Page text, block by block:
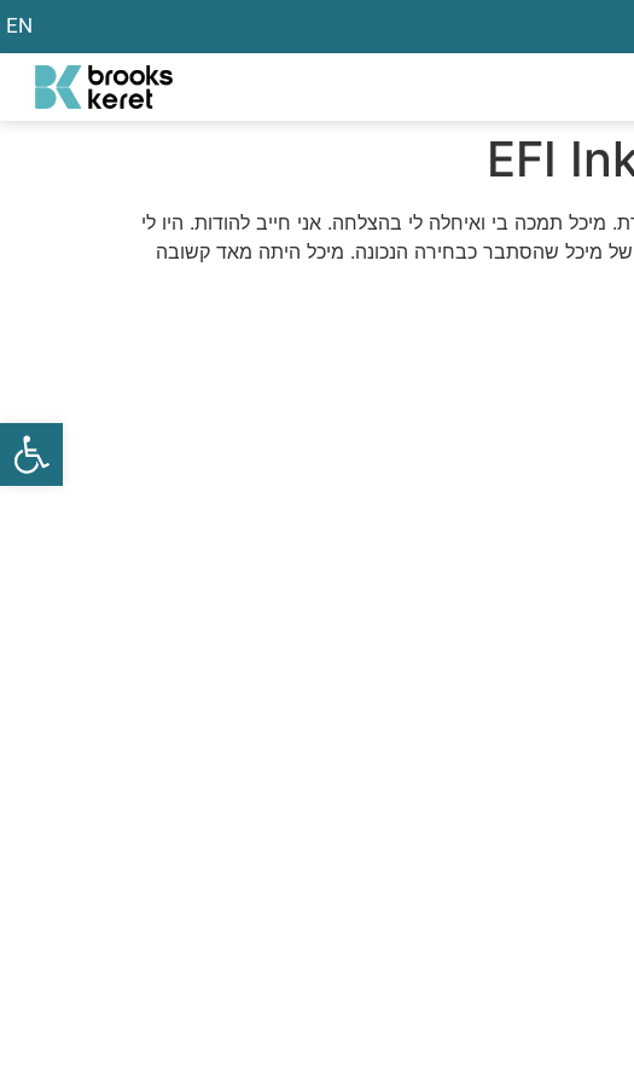
EN
תמכה בי ואיחלה לי בהצלחה. אני חייב להודות. היו לי
מיכל שהסתבר כבחירה הנכונה. מיכל היתה מאד קשובה